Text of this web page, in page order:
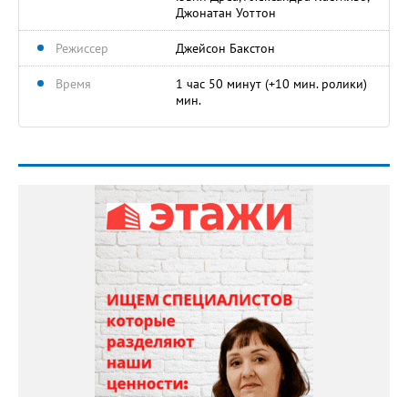
Джонатан Уоттон
Режиссер Джейсон Бакстон
Время
1 час 50 минут (+10 мин. ролики)
мин.